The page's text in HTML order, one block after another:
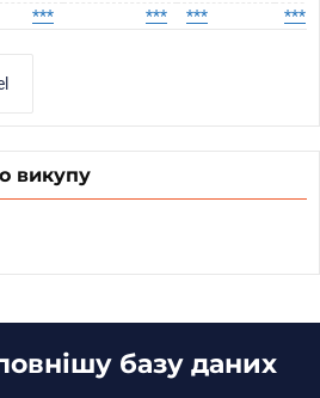
*** *** *** ***
викупу
базу даних